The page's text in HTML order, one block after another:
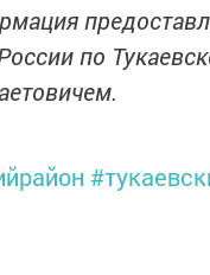
по